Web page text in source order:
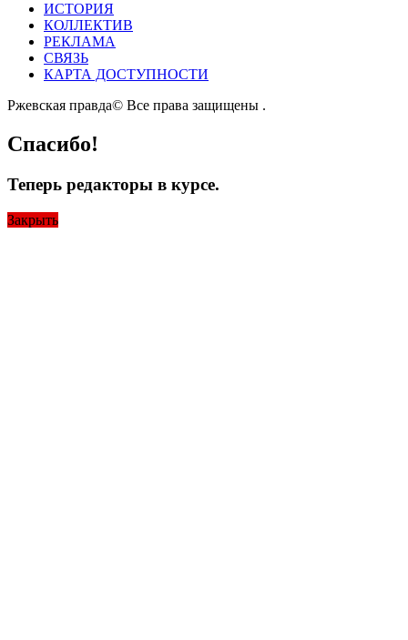
ИСТОРИЯ
КОЛЛЕКТИВ
РЕКЛАМА
СВЯЗЬ
КАРТА ДОСТУПНОСТИ
Ржевская правда© Все права защищены .
Спасибо!
Теперь редакторы в курсе.
Закрыть